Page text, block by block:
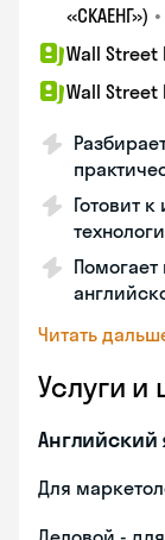
«СКАЕНГ») •
Wall Street
Wall
Готовит
Читать
Услуги и
Английский
Для